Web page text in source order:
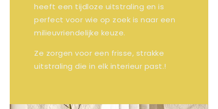
heeft een tijdloze uitstraling en is
perfect voor wie op zoek is naar een
milieuvriendelijke keuze.
Ze zorgen voor een frisse, strakke
uitstraling die in elk interieur past.!